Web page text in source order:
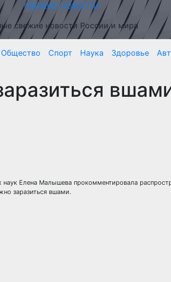
СВЕЖИЕ НОВОСТИ
свежие новости России и мира
Общество Спорт Наука Здоровье
Елена Малышева прокомментировала
заразиться вшами.